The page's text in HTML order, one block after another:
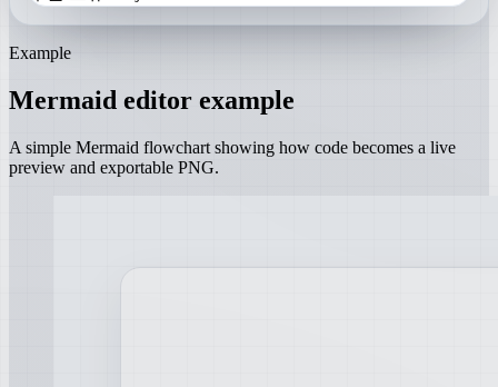
Example
Mermaid editor example
A simple Mermaid flowchart showing how code becomes a live
preview and exportable PNG.